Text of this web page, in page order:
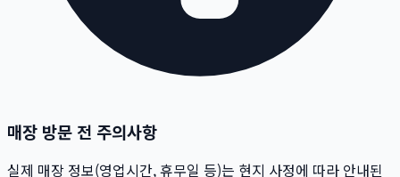
매장 방문 전 주의사항
실제 매장 정보(영업시간, 휴무일 등)는 현지 사정에 따라 안내된